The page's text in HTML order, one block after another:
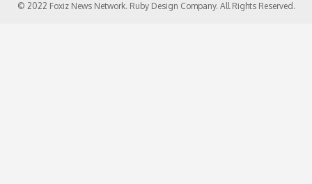
© 2022 Foxiz News Network. Ruby Design Company. All Rights Reserved.